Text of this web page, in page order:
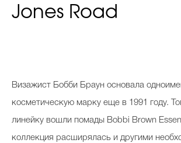
Jones Road
Визажист Бобби Браун основала
косметическую марку еще в 1991 году.
линейку вошли помады Bobbi Brown
коллекция расширялась и другими